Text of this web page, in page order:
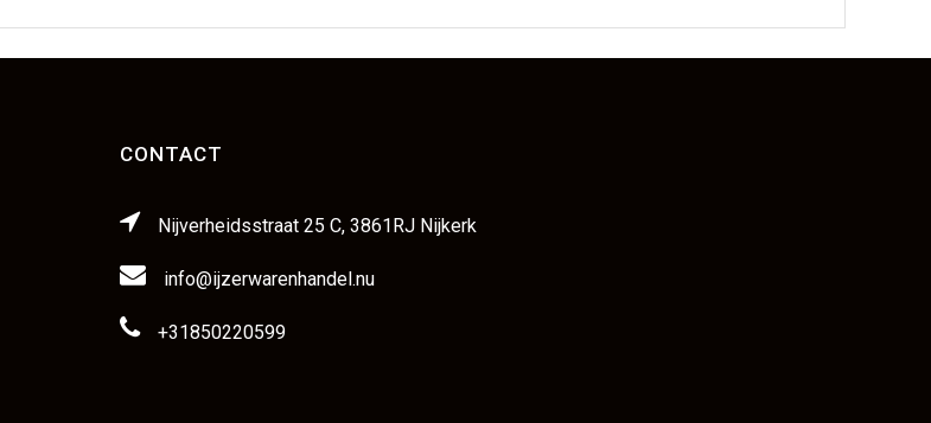
CONTACT
Nijverheidsstraat 25 C, 3861RJ Nijkerk
info@ijzerwarenhandel.nu
+31850220599